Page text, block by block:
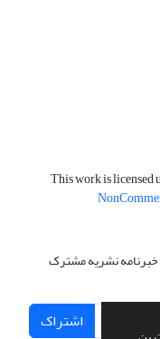
This work is licensed
خبرنامه نشریه مشترک
اشتراک